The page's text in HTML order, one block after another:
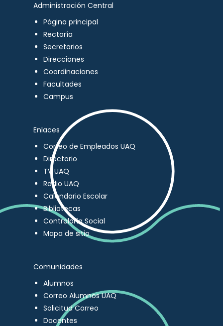
Administración Central
Página principal
Rectoría
Secretarios
Direcciones
Coordinaciones
Facultades
Campus
Enlaces
Correo de Empleados UAQ
Directorio
TV UAQ
Radio UAQ
Calendario Escolar
Bibliotecas
Contraloría Social
Mapa de sitio
Comunidades
Alumnos
Correo Alumnos UAQ
Solicitud Correo
Docentes